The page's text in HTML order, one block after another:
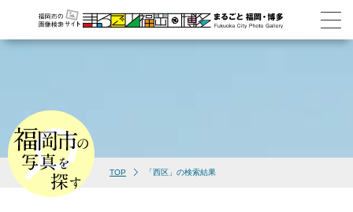
TOP 「西区」の検索結果